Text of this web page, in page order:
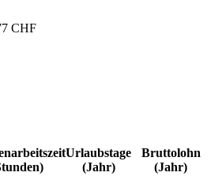
CHF
Urlaubs­tage
(Jahr)
Bruttolohn
(Jahr)